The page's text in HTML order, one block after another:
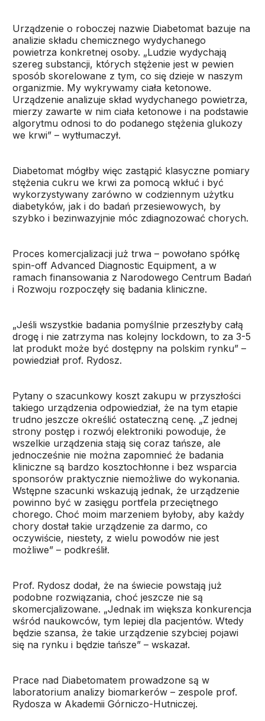
Urządzenie o roboczej nazwie Diabetomat bazuje na
analizie składu chemicznego wydychanego
powietrza konkretnej osoby. „Ludzie wydychają
szereg substancji, których stężenie jest w pewien
sposób skorelowane z tym, co się dzieje w naszym
organizmie. My wykrywamy ciała ketonowe.
Urządzenie analizuje skład wydychanego powietrza,
mierzy zawarte w nim ciała ketonowe i na podstawie
algorytmu odnosi to do podanego stężenia glukozy
we krwi” – wytłumaczył.
Diabetomat mógłby więc zastąpić klasyczne pomiary
stężenia cukru we krwi za pomocą wkłuć i być
wykorzystywany zarówno w codziennym użytku
diabetyków, jak i do badań przesiewowych, by
szybko i bezinwazyjnie móc zdiagnozować chorych.
Proces komercjalizacji już trwa – powołano spółkę
spin-off Advanced Diagnostic Equipment, a w
ramach finansowania z Narodowego Centrum Badań
i Rozwoju rozpoczęły się badania kliniczne.
„Jeśli wszystkie badania pomyślnie przeszłyby całą
drogę i nie zatrzyma nas kolejny lockdown, to za 3-5
lat produkt może być dostępny na polskim rynku” –
powiedział prof. Rydosz.
Pytany o szacunkowy koszt zakupu w przyszłości
takiego urządzenia odpowiedział, że na tym etapie
trudno jeszcze określić ostateczną cenę. „Z jednej
strony postęp i rozwój elektroniki powoduje, że
wszelkie urządzenia stają się coraz tańsze, ale
jednocześnie nie można zapomnieć że badania
kliniczne są bardzo kosztochłonne i bez wsparcia
sponsorów praktycznie niemożliwe do wykonania.
Wstępne szacunki wskazują jednak, że urządzenie
powinno być w zasięgu portfela przeciętnego
chorego. Choć moim marzeniem byłoby, aby każdy
chory dostał takie urządzenie za darmo, co
oczywiście, niestety, z wielu powodów nie jest
możliwe” – podkreślił.
Prof. Rydosz dodał, że na świecie powstają już
podobne rozwiązania, choć jeszcze nie są
skomercjalizowane. „Jednak im większa konkurencja
wśród naukowców, tym lepiej dla pacjentów. Wtedy
będzie szansa, że takie urządzenie szybciej pojawi
się na rynku i będzie tańsze” – wskazał.
Prace nad Diabetomatem prowadzone są w
laboratorium analizy biomarkerów – zespole prof.
Rydosza w Akademii Górniczo-Hutniczej.